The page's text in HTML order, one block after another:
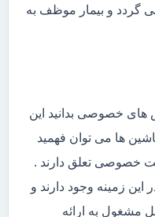
گردد و بیمار موظف به
های خصوصی بدانید این
ها می توان فهمید
خصوصی تعلق دارند .
زمینه وجود دارند و
مشغول به ارائه